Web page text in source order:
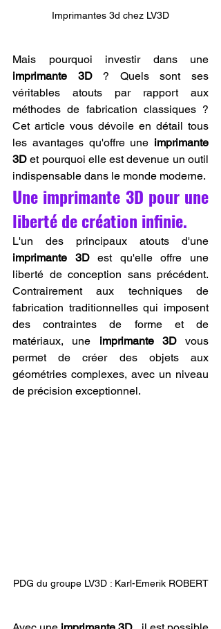
Imprimantes 3d chez LV3D
imprimante 3D ? Quels sont ses
véritables atouts par rapport aux
méthodes de fabrication classiques ?
Cet article vous dévoile en détail tous
les avantages qu'offre une imprimante
3D et pourquoi elle est devenue un outil
indispensable dans le monde moderne.
Une imprimante 3D pour une
liberté de création infinie.
imprimante 3D est qu'elle offre une
liberté de conception sans précédent.
Contrairement aux techniques de
fabrication traditionnelles qui imposent
des contraintes de forme et de
matériaux, une imprimante 3D vous
permet de créer des objets aux
géométries complexes, avec un niveau
de précision exceptionnel.
PDG du groupe LV3D : Karl-Emerik ROBERT